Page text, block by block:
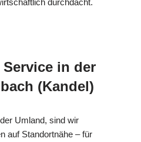
in der
(Kandel)
Umland, sind wir
auf Standortnähe – für